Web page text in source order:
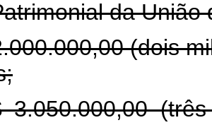
da
(dois